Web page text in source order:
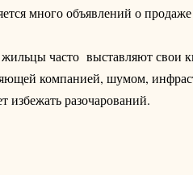
много объявлений о
часто выставляют свои
компанией, шумом,
избежать разочарований.